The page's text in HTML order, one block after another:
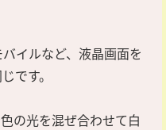
イルなど、液晶画面を
です。
の光を混ぜ合わせて白